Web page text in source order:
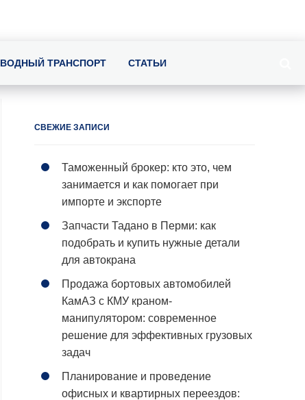
ВОДНЫЙ ТРАНСПОРТ СТАТЬИ
СВЕЖИЕ ЗАПИСИ
Таможенный брокер: кто это, чем
занимается и как помогает при
импорте и экспорте
Запчасти Тадано в Перми: как
подобрать и купить нужные детали
для автокрана
Продажа бортовых автомобилей
КамАЗ с КМУ краном-
манипулятором: современное
решение для эффективных грузовых
задач
Планирование и проведение
офисных и квартирных переездов: